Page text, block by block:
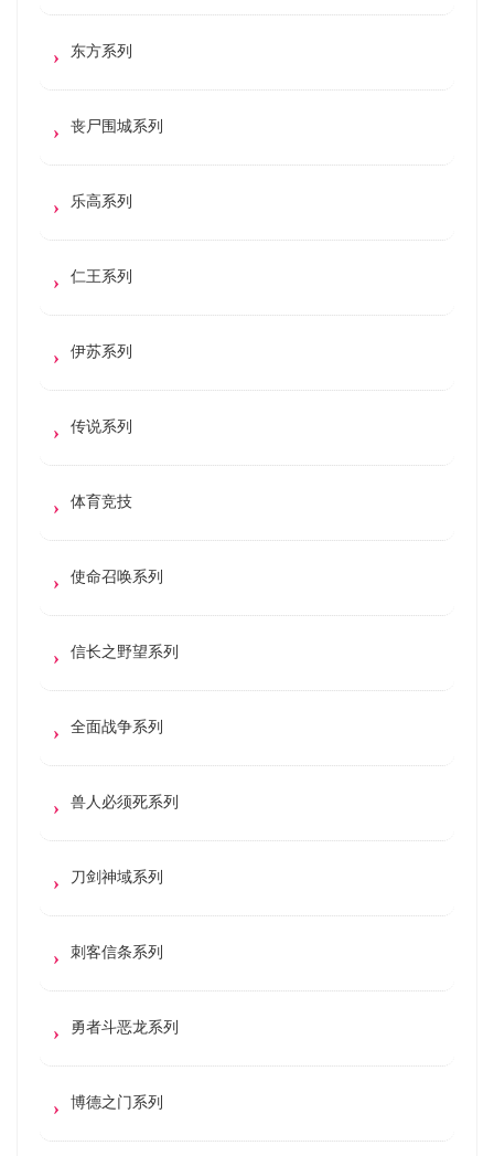
东方系列
丧尸围城系列
乐高系列
仁王系列
伊苏系列
传说系列
体育竞技
使命召唤系列
信长之野望系列
全面战争系列
兽人必须死系列
刀剑神域系列
刺客信条系列
勇者斗恶龙系列
博德之门系列